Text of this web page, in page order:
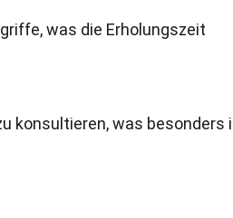
was die Erholungszeit
konsultieren, was besonders